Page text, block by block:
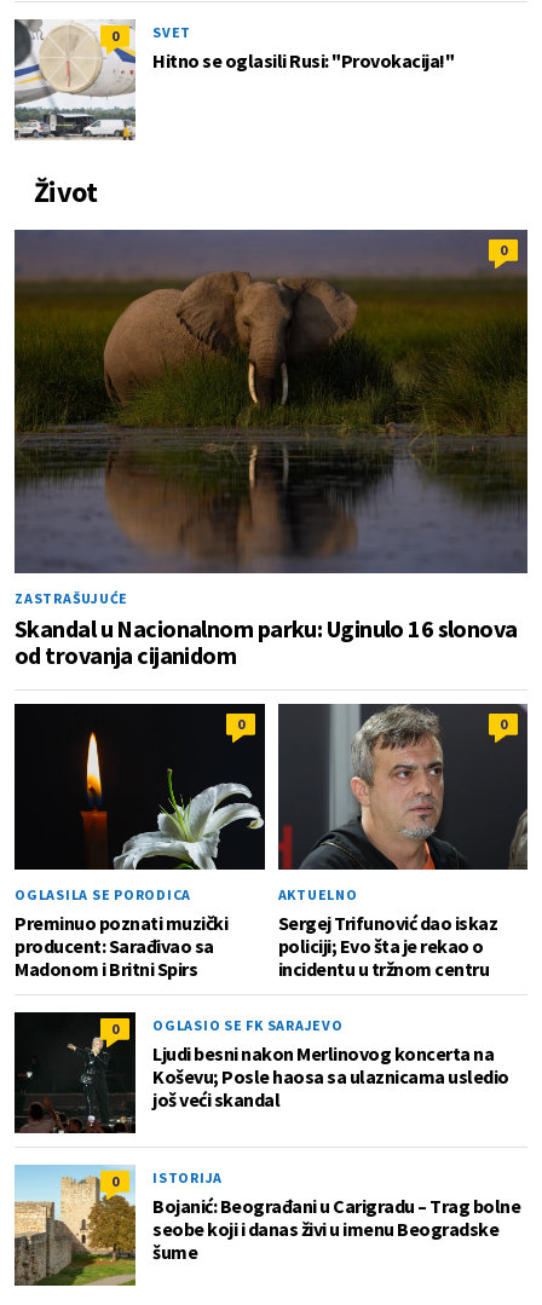
0 SVET
Hitno se oglasili Rusi: "Provokacija!"
Život
0
ZASTRAŠUJUĆE
Skandal u Nacionalnom parku: Uginulo 16 slonova
od trovanja cijanidom
0
OGLASILA SE PORODICA
Preminuo poznati muzički
producent: Sarađivao sa
Madonom i Britni Spirs
0
AKTUELNO
Sergej Trifunović dao iskaz
policiji; Evo šta je rekao o
incidentu u tržnom centru
0 OGLASIO SE FK SARAJEVO
Ljudi besni nakon Merlinovog koncerta na
Koševu; Posle haosa sa ulaznicama usledio
još veći skandal
0 ISTORIJA
Bojanić: Beograđani u Carigradu – Тrag bolne
seobe koji i danas živi u imenu Beogradske
šume